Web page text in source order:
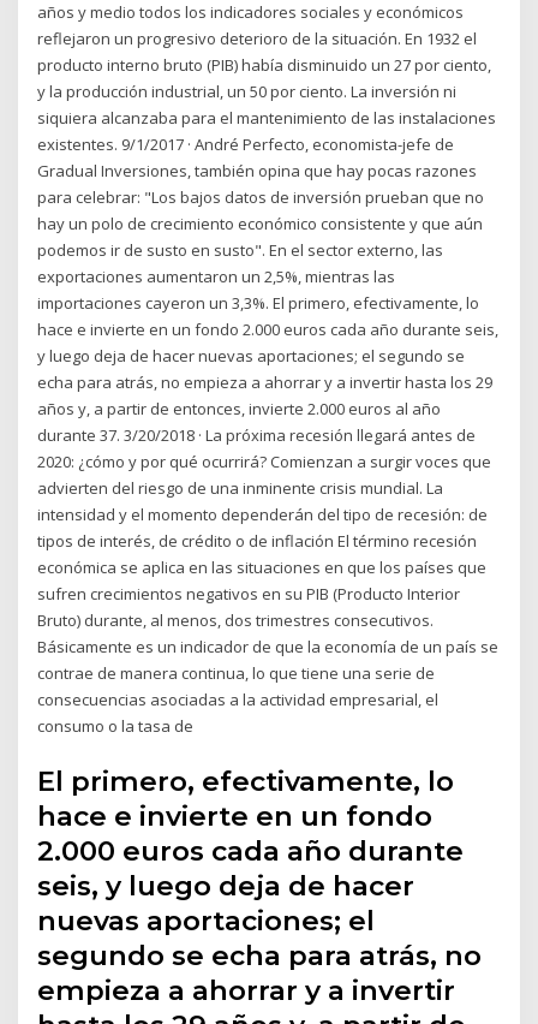
años y medio todos los indicadores sociales y económicos
reflejaron un progresivo deterioro de la situación. En 1932 el
producto interno bruto (PIB) había disminuido un 27 por ciento,
y la producción industrial, un 50 por ciento. La inversión ni
siquiera alcanzaba para el mantenimiento de las instalaciones
existentes. 9/1/2017 · André Perfecto, economista-jefe de
Gradual Inversiones, también opina que hay pocas razones
para celebrar: "Los bajos datos de inversión prueban que no
hay un polo de crecimiento económico consistente y que aún
podemos ir de susto en susto". En el sector externo, las
exportaciones aumentaron un 2,5%, mientras las
importaciones cayeron un 3,3%. El primero, efectivamente, lo
hace e invierte en un fondo 2.000 euros cada año durante seis,
y luego deja de hacer nuevas aportaciones; el segundo se
echa para atrás, no empieza a ahorrar y a invertir hasta los 29
años y, a partir de entonces, invierte 2.000 euros al año
durante 37. 3/20/2018 · La próxima recesión llegará antes de
2020: ¿cómo y por qué ocurrirá? Comienzan a surgir voces que
advierten del riesgo de una inminente crisis mundial. La
intensidad y el momento dependerán del tipo de recesión: de
tipos de interés, de crédito o de inflación El término recesión
económica se aplica en las situaciones en que los países que
sufren crecimientos negativos en su PIB (Producto Interior
Bruto) durante, al menos, dos trimestres consecutivos.
Básicamente es un indicador de que la economía de un país se
contrae de manera continua, lo que tiene una serie de
consecuencias asociadas a la actividad empresarial, el
consumo o la tasa de
El primero, efectivamente, lo
hace e invierte en un fondo
2.000 euros cada año durante
seis, y luego deja de hacer
nuevas aportaciones; el
segundo se echa para atrás, no
empieza a ahorrar y a invertir